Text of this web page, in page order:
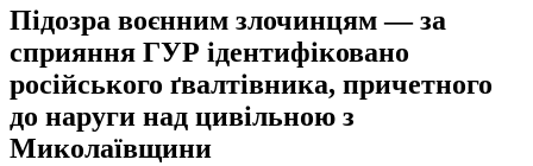
Підозра воєнним злочинцям — за
сприяння ГУР ідентифіковано
російського ґвалтівника, причетного
до наруги над цивільною з
Миколаївщини